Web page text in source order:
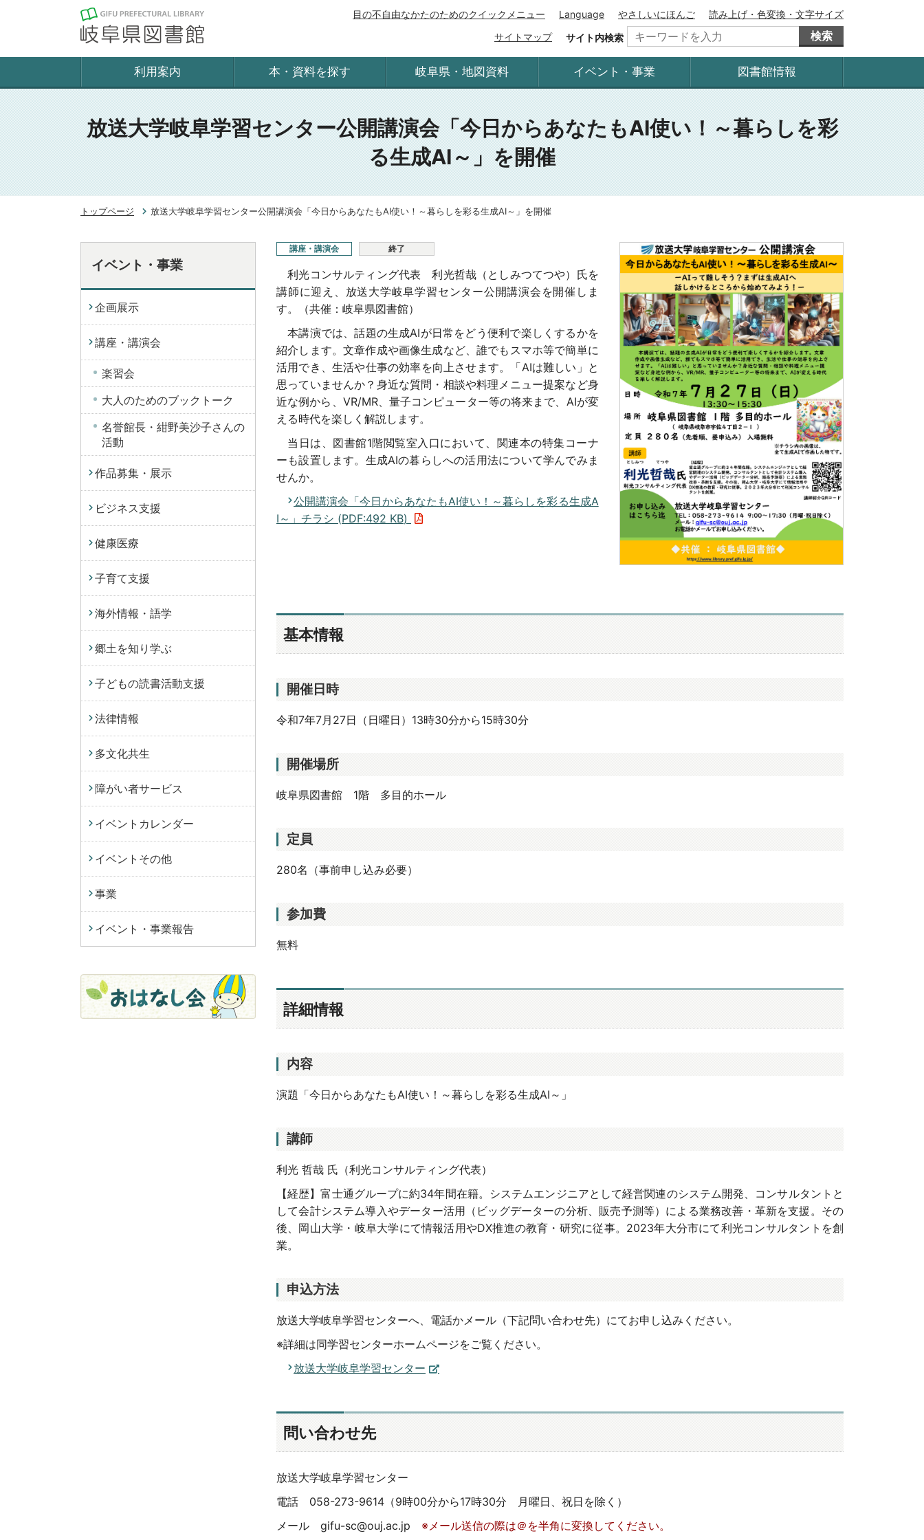
目の不自由なかたのためのクイックメニュー Language やさしいにほんご
読み上げ・色変換・文字サイズ
サイトマップ
サイト内検索 検索
利用案内 本・資料を探す 岐阜県・地図資料 イベント・事業 図書館情報
放送大学岐阜学習センター公開講演会「今日からあなたもAI使い！～暮らしを彩
る生成AI～」を開催
トップページ 放送大学岐阜学習センター公開講演会「今日からあなたもAI使い！～暮らしを彩る生成AI～」を開催
講座・講演会 終了
利光コンサルティング代表 利光哲哉（としみつてつや）氏を
講師に迎え、放送大学岐阜学習センター公開講演会を開催しま
す。（共催：岐阜県図書館）
本講演では、話題の生成AIが日常をどう便利で楽しくするかを
紹介します。文章作成や画像生成など、誰でもスマホ等で簡単に
活用でき、生活や仕事の効率を向上させます。「AIは難しい」と
思っていませんか？身近な質問・相談や料理メニュー提案など身
近な例から、VR/MR、量子コンピューター等の将来まで、AIが変
える時代を楽しく解説します。
当日は、図書館1階閲覧室入口において、関連本の特集コーナ
ーも設置します。生成AIの暮らしへの活用法について学んでみま
せんか。
公開講演会「今日からあなたもAI使い！～暮らしを彩る生成A
I～」チラシ (PDF:492 KB)
基本情報
開催日時
令和7年7月27日（日曜日）13時30分から15時30分
開催場所
岐阜県図書館 1階 多目的ホール
定員
280名（事前申し込み必要）
参加費
無料
詳細情報
内容
演題「今日からあなたもAI使い！～暮らしを彩る生成AI～」
講師
利光 哲哉 氏（利光コンサルティング代表）
【経歴】富士通グループに約34年間在籍。システムエンジニアとして経営関連のシステム開発、コンサルタントと
して会計システム導入やデーター活用（ビッグデーターの分析、販売予測等）による業務改善・革新を支援。その
後、岡山大学・岐阜大学にて情報活用やDX推進の教育・研究に従事。2023年大分市にて利光コンサルタントを創
業。
申込方法
放送大学岐阜学習センターへ、電話かメール（下記問い合わせ先）にてお申し込みください。
※詳細は同学習センターホームページをご覧ください。
放送大学岐阜学習センター
問い合わせ先
放送大学岐阜学習センター
電話 058-273-9614（9時00分から17時30分 月曜日、祝日を除く）
メール gifu-sc@ouj.ac.jp ※メール送信の際は＠を半角に変換してください。
イベント・事業
企画展示
講座・講演会
楽習会
大人のためのブックトーク
名誉館長・紺野美沙子さんの
活動
作品募集・展示
ビジネス支援
健康医療
子育て支援
海外情報・語学
郷土を知り学ぶ
子どもの読書活動支援
法律情報
多文化共生
障がい者サービス
イベントカレンダー
イベントその他
事業
イベント・事業報告